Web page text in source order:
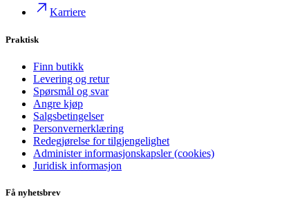
Karriere
Praktisk
Finn butikk
Levering og retur
Spørsmål og svar
Angre kjøp
Salgsbetingelser
Personvernerklæring
Redegjørelse for tilgjengelighet
Administer informasjonskapsler (cookies)
Juridisk informasjon
Få nyhetsbrev